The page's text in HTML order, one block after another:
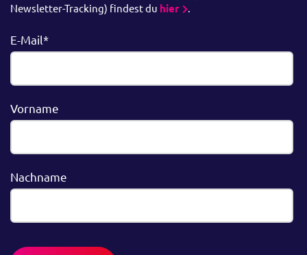
Newsletter-Tracking) findest du hier
E-Mail*
Vorname
Nachname